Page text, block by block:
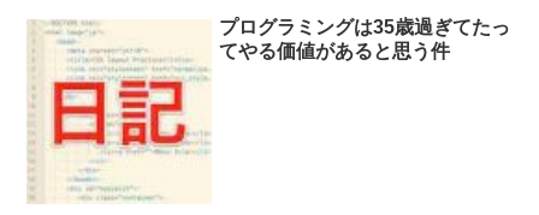
プログラミングは35歳過ぎてたっ
てやる価値があると思う件